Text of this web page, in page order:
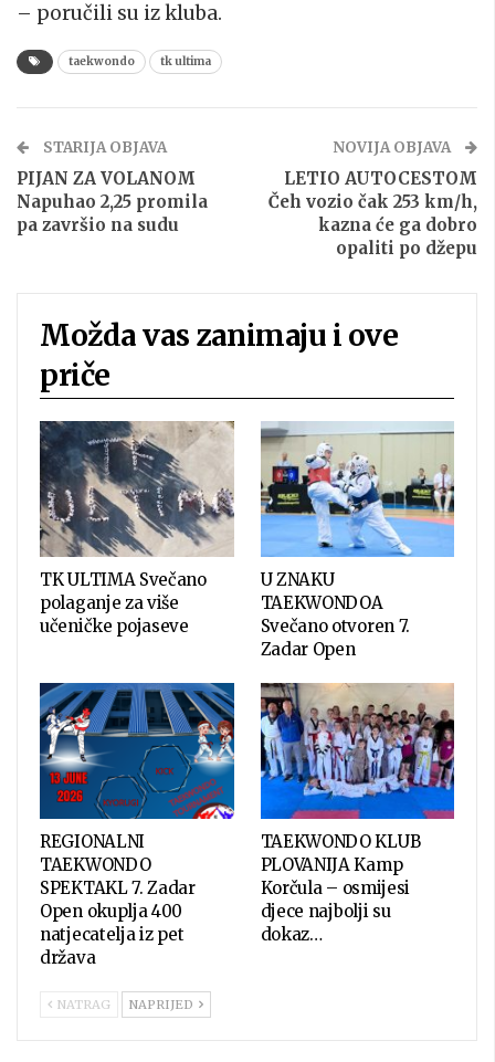
– poručili su iz kluba.
taekwondo tk ultima
STARIJA OBJAVA
PIJAN ZA VOLANOM
Napuhao 2,25 promila
pa završio na sudu
NOVIJA OBJAVA
LETIO AUTOCESTOM
Čeh vozio čak 253 km/h,
kazna će ga dobro
opaliti po džepu
Možda vas zanimaju i ove
priče
TK ULTIMA Svečano
polaganje za više
učeničke pojaseve
U ZNAKU
TAEKWONDOA
Svečano otvoren 7.
Zadar Open
REGIONALNI
TAEKWONDO
SPEKTAKL 7. Zadar
Open okuplja 400
natjecatelja iz pet
država
TAEKWONDO KLUB
PLOVANIJA Kamp
Korčula – osmijesi
djece najbolji su
dokaz…
NATRAG NAPRIJED